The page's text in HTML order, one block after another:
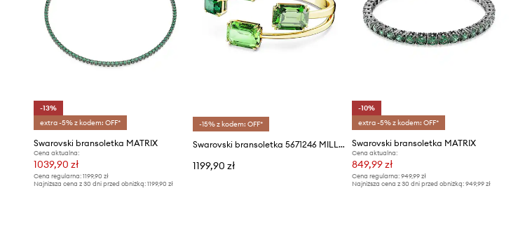
-13%
extra -5% z kodem: OFF*
Swarovski bransoletka MATRIX
Cena aktualna:
1039,90 zł
Cena regularna: 1199,90 zł
Najniższa cena z 30 dni przed obniżką: 1199,90 zł
-15% z kodem: OFF*
Swarovski bransoletka 5671246 MILLENIA
1199,90 zł
-10%
extra -5% z kodem: OFF*
Swarovski bransoletka MATRIX
Cena aktualna:
849,99 zł
Cena regularna: 949,99 zł
Najniższa cena z 30 dni przed obniżką: 949,99 zł